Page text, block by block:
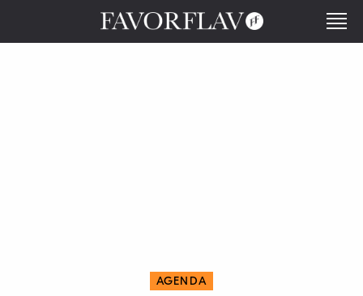
AGENDA